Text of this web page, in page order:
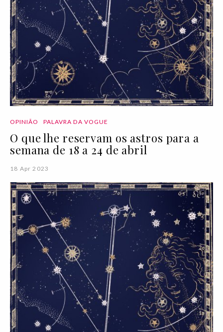
OPINIÃO PALAVRA DA VOGUE
O que lhe reservam os astros para a
semana de 18 a 24 de abril
18 Apr 2023